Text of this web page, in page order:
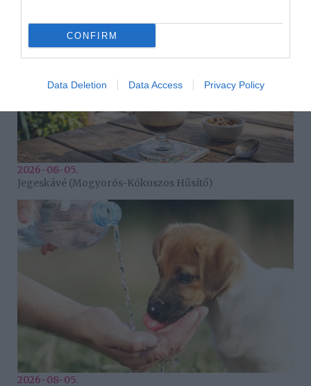
CONFIRM
Data Deletion Data Access Privacy Policy
2026-08-05.
Jegeskávé (Mogyorós-Kókuszos Hűsítő)
2026-08-05.